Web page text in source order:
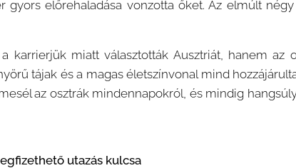
gyors előrehaladása vonzotta őket. Az elmúlt
karrierjük miatt választották Ausztriát, hanem az
tájak és a magas életszínvonal mind
az osztrák mindennapokról, és mindig
utazás kulcsa